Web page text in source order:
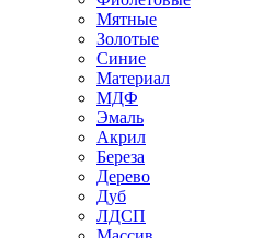
Мятные
Золотые
Синие
Материал
МДФ
Эмаль
Акрил
Береза
Дерево
Дуб
ЛДСП